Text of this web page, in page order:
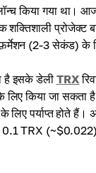
किया गया था।
प्रोजेक्ट
(2-3 सेकंड) के
है इसके डेली TRX
किया जा सकता
लिए पर्याप्त होते
0.1 TRX (~$0.022)